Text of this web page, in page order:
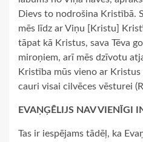
Dievs to nodrošina Kristībā.
mēs līdz ar Viņu [Kristu]
tāpat kā Kristus, sava Tēva
miroņiem, arī mēs dzīvotu
Kristība mūs vieno ar Kristus
cauri visai cilvēces vēsturei
EVAŅĢĒLIJS NAV VIENĪGI
Tas ir iespējams tādēļ, ka